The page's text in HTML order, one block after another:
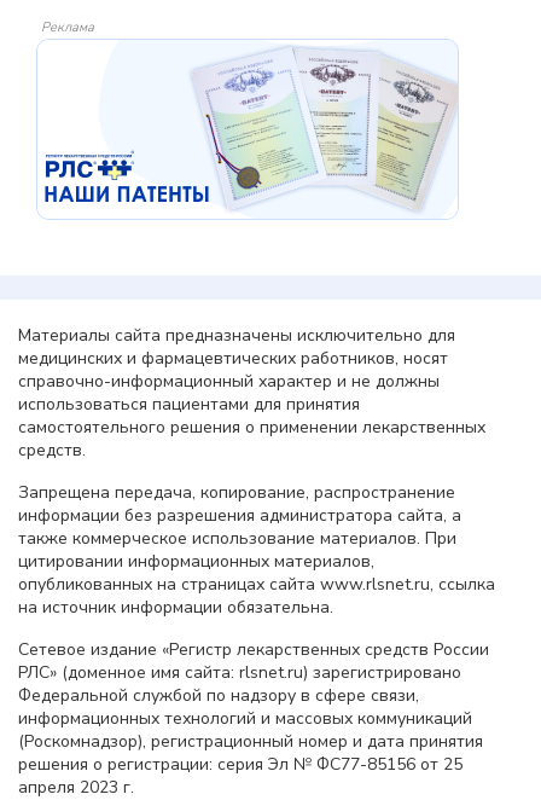
Реклама
Материалы сайта предназначены исключительно для
медицинских и фармацевтических работников, носят
справочно-информационный характер и не должны
использоваться пациентами для принятия
самостоятельного решения о применении лекарственных
средств.
Запрещена передача, копирование, распространение
информации без разрешения администратора сайта, а
также коммерческое использование материалов. При
цитировании информационных материалов,
опубликованных на страницах сайта www.rlsnet.ru, ссылка
на источник информации обязательна.
Сетевое издание «Регистр лекарственных средств России
РЛС» (доменное имя сайта: rlsnet.ru) зарегистрировано
Федеральной службой по надзору в сфере связи,
информационных технологий и массовых коммуникаций
(Роскомнадзор), регистрационный номер и дата принятия
решения о регистрации: серия Эл № ФС77-85156 от 25
апреля 2023 г.